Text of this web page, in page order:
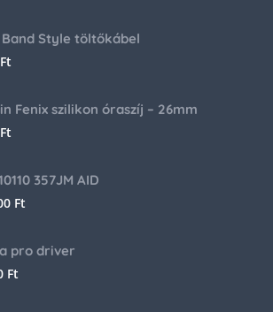
Band Style töltőkábel
Ft
Fenix szilikon óraszíj – 26mm
Ft
357JM AID
Ft
pro driver
Ft